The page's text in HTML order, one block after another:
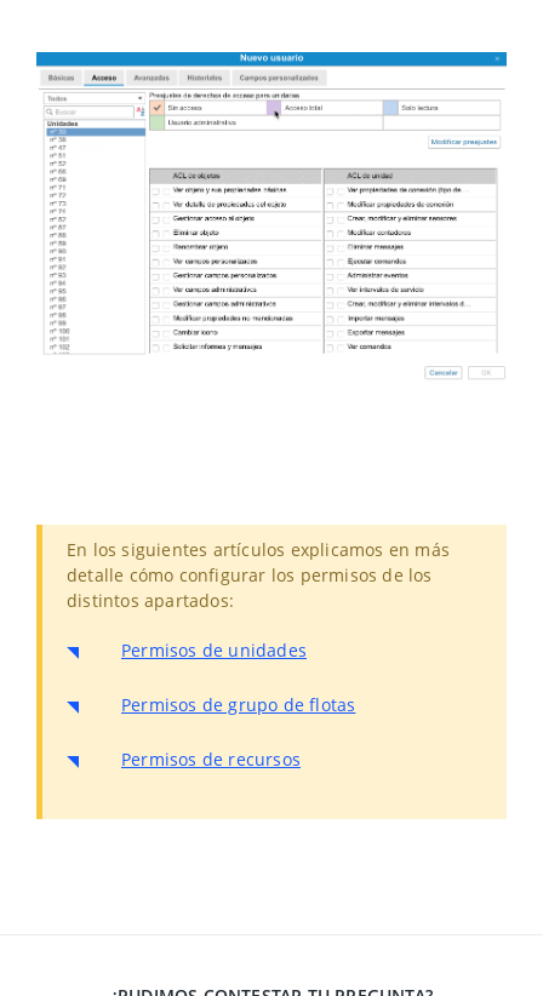
En los siguientes artículos explicamos en más
detalle cómo configurar los permisos de los
distintos apartados:
Permisos de unidades
Permisos de grupo de flotas
Permisos de recursos